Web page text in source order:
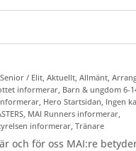
/ Elit ,Aktuellt ,Allmänt ,
informerar Barn & ungdom 6-
Hero Startsidan Ingen
MAI Runners informerar
informerar ,Tränare
och för oss MAI:re